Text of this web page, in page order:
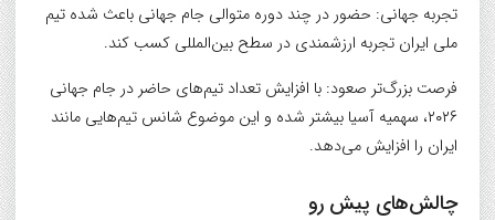
تجربه جهانی: حضور در چند دوره متوالی جام جهانی باعث شده تیم
ملی ایران تجربه ارزشمندی در سطح بین‌المللی کسب کند.
فرصت بزرگ‌تر صعود: با افزایش تعداد تیم‌های حاضر در جام جهانی
۲۰۲۶، سهمیه آسیا بیشتر شده و این موضوع شانس تیم‌هایی مانند
ایران را افزایش می‌دهد.
چالش‌های پیش رو